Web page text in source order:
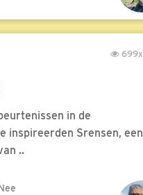
699x
in de
inspireerden Srensen, een
..